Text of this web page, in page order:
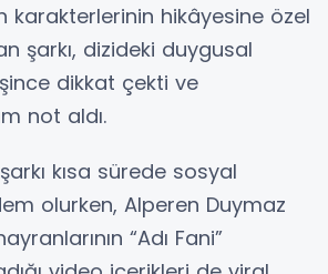
karakterlerinin hikâyesine özel
şarkı, dizideki duygusal
dikkat çekti ve
not aldı.
kısa sürede sosyal
olurken, Alperen Duymaz
“Adı Fani”